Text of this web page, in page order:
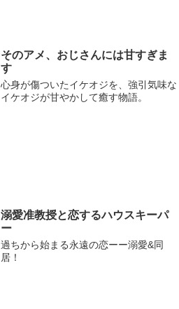
そのアメ、おじさんには甘すぎま
す
心身が傷ついたイケオジを、強引気味な
イケオジが甘やかして癒す物語。
溺愛准教授と恋するハウスキーパ
ー
過ちから始まる永遠の恋ーー溺愛&同
居！